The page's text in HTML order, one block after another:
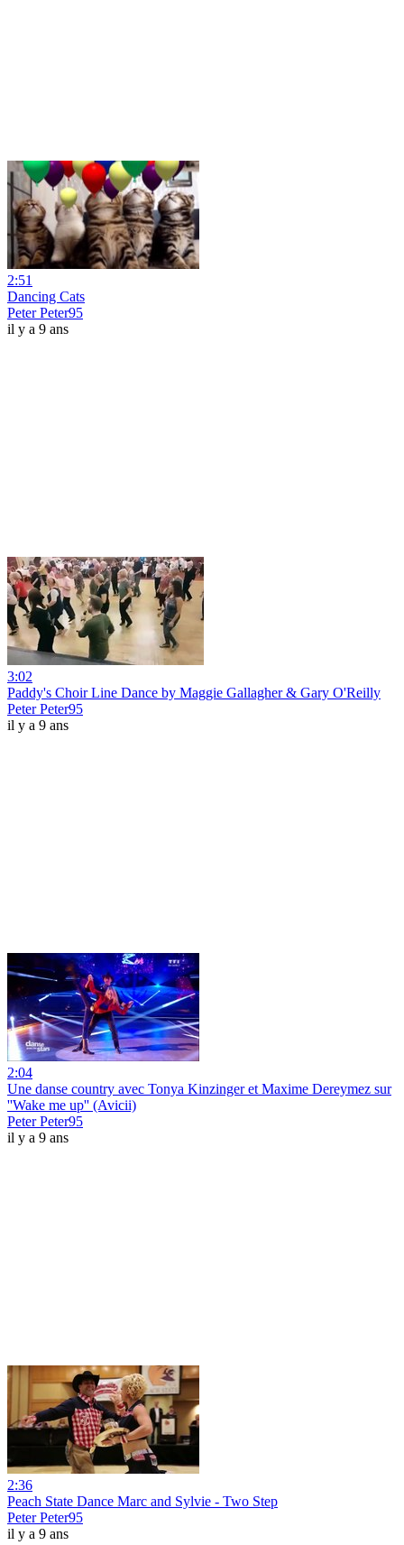
2:51
Dancing Cats
Peter Peter95
il y a 9 ans
3:02
Paddy's Choir Line Dance by Maggie Gallagher & Gary O'Reilly
Peter Peter95
il y a 9 ans
2:04
Une danse country avec Tonya Kinzinger et Maxime Dereymez sur
''Wake me up'' (Avicii)
Peter Peter95
il y a 9 ans
2:36
Peach State Dance Marc and Sylvie - Two Step
Peter Peter95
il y a 9 ans